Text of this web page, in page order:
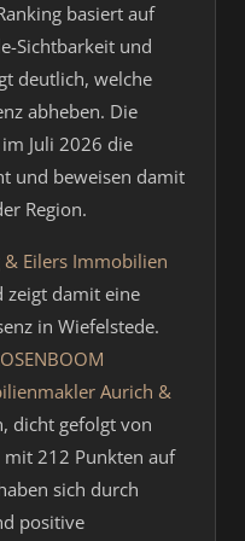
basiert auf
Sichtbarkeit und
deutlich, welche
abheben. Die
Juli 2026 die
und beweisen damit
Region.
& Eilers Immobilien
zeigt damit eine
in Wiefelstede.
Aurich &
dicht gefolgt von
mit 212 Punkten auf
sich durch
positive